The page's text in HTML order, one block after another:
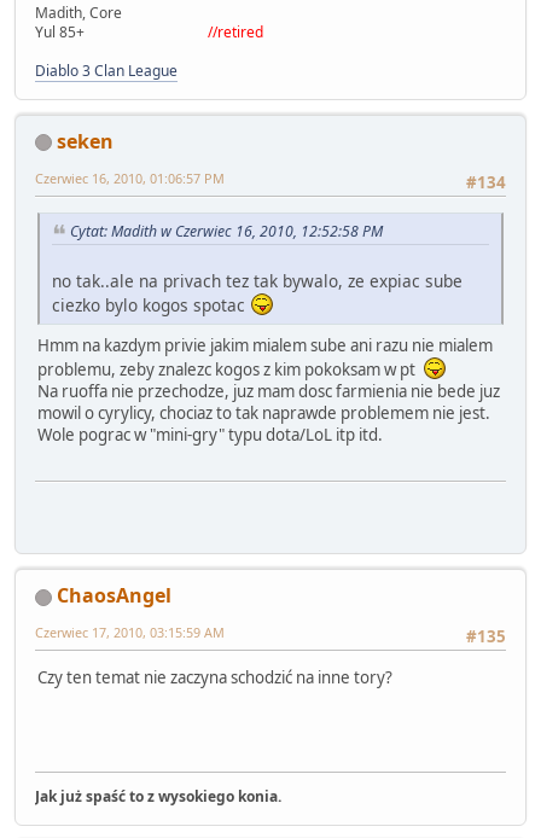
Madith, Core
Yul 85+ //retired
Diablo 3 Clan League
seken
#134
Czerwiec 16, 2010, 01:06:57 PM
Cytat: Madith w Czerwiec 16, 2010, 12:52:58 PM
no tak..ale na privach tez tak bywalo, ze expiac sube
ciezko bylo kogos spotac
Hmm na kazdym privie jakim mialem sube ani razu nie mialem
problemu, zeby znalezc kogos z kim pokoksam w pt
Na ruoffa nie przechodze, juz mam dosc farmienia nie bede juz
mowil o cyrylicy, chociaz to tak naprawde problemem nie jest.
Wole pograc w "mini-gry" typu dota/LoL itp itd.
ChaosAngel
#135
Czerwiec 17, 2010, 03:15:59 AM
Czy ten temat nie zaczyna schodzić na inne tory?
Jak już spaść to z wysokiego konia.